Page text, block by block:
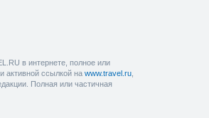
в интернете, полное или
активной ссылкой на www.travel.ru
Полная или частичная